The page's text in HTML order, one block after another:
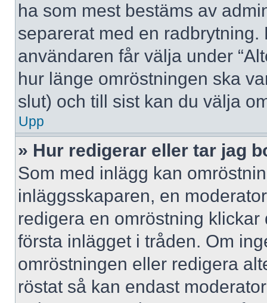
ha som mest bestäms av
separerat med en
användaren får välja under
hur länge omröstningen ska
slut) och till sist kan du välja
Upp
» Hur redigerar eller tar jag
Som med inlägg kan
inläggsskaparen, en
redigera en omröstning
första inlägget i tråden. Om
omröstningen eller redigera
röstat så kan endast